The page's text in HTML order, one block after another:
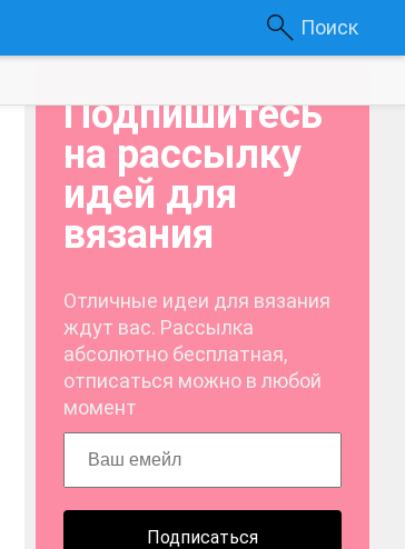
Поиск
Подпишитесь
на рассылку
идей для
вязания
Отличные идеи для вязания
ждут вас. Рассылка
абсолютно бесплатная,
отписаться можно в любой
момент
Подписаться